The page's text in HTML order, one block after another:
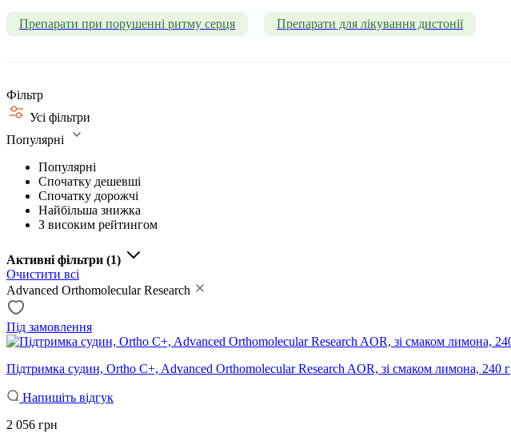
Препарати при порушенні ритму серця Препарати для лікування дистонії
Фільтр
Усі фільтри
Популярні
Популярні
Спочатку дешевші
Спочатку дорожчі
Найбільша знижка
З високим рейтингом
Активні фільтри (1)
Очистити всі
Advanced Orthomolecular Research
Під замовлення
Підтримка судин, Ortho C+, Advanced Orthomolecular Research AOR, зі смаком лимона, 240 г
Напишіть відгук
2 056 грн